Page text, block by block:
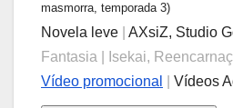
masmorra, temporada 3)
Novela leve AXsiZ, Studio
Fantasia | Isekai,
Vídeo promocional
Vídeos